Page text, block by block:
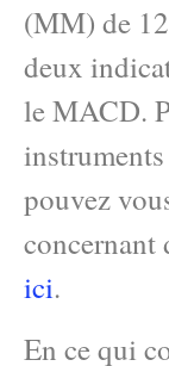
(MM) de
deux
le MACD.
pouvez
concernant
ici.
En ce qui